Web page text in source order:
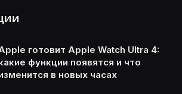
готовит Apple Watch Ultra 4:
функции появятся и что
в новых часах